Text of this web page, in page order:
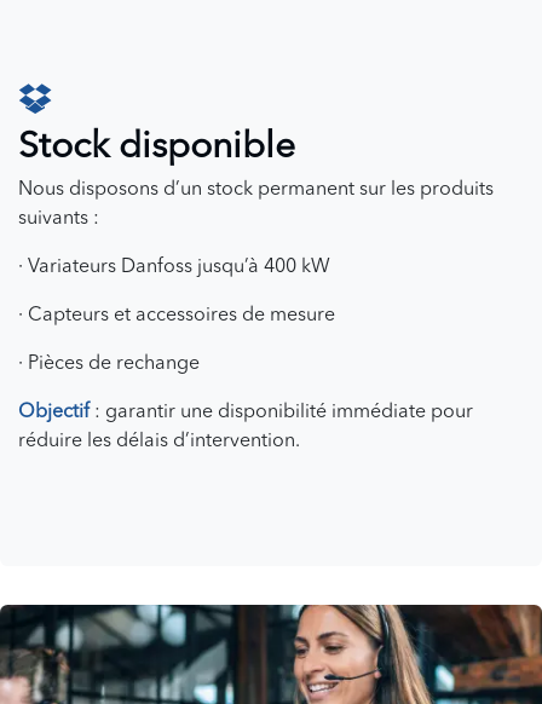
Stock disponible
Nous disposons d’un stock permanent sur les produits
suivants :
· Variateurs Danfoss jusqu’à 400 kW
· Capteurs et accessoires de mesure
· Pièces de rechange
Objectif : garantir une disponibilité immédiate pour
réduire les délais d’intervention.